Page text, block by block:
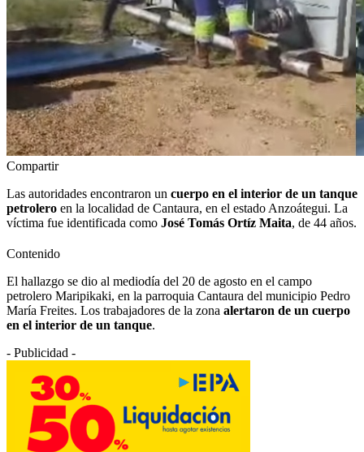
Compartir
Las autoridades encontraron un cuerpo en el interior de un tanque
petrolero en la localidad de Cantaura, en el estado Anzoátegui. La
víctima fue identificada como José Tomás Ortíz Maita, de 44 años.
Contenido
El hallazgo se dio al mediodía del 20 de agosto en el campo
petrolero Maripikaki, en la parroquia Cantaura del municipio Pedro
María Freites. Los trabajadores de la zona alertaron de un cuerpo
en el interior de un tanque.
- Publicidad -